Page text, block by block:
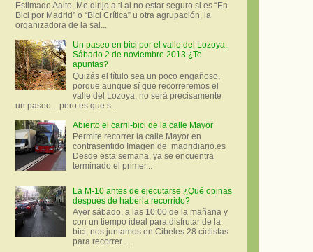
Estimado Aalto, Me dirijo a ti al no estar seguro si es “En
Bici por Madrid” o “Bici Crítica” u otra agrupación, la
organizadora de la sal...
Un paseo en bici por el valle del Lozoya.
Sábado 2 de noviembre 2013 ¿Te
apuntas?
Quizás el título sea un poco engañoso,
porque aunque sí que recorreremos el
valle del Lozoya, no será precisamente
un paseo... pero es que s...
Abierto el carril-bici de la calle Mayor
Permite recorrer la calle Mayor en
contrasentido Imagen de madridiario.es
Desde esta semana, ya se encuentra
terminado el primer...
La M-10 antes de ejecutarse ¿Qué opinas
después de haberla recorrido?
Ayer sábado, a las 10:00 de la mañana y
con un tiempo ideal para disfrutar de la
bici, nos juntamos en Cibeles 28 ciclistas
para recorrer ...